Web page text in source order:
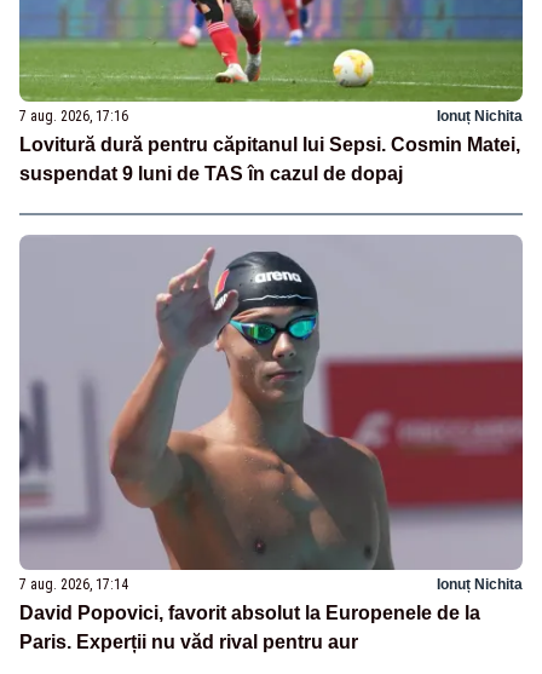
7 aug. 2026, 17:16 Ionuț Nichita
Lovitură dură pentru căpitanul lui Sepsi. Cosmin Matei,
suspendat 9 luni de TAS în cazul de dopaj
7 aug. 2026, 17:14 Ionuț Nichita
David Popovici, favorit absolut la Europenele de la
Paris. Experții nu văd rival pentru aur